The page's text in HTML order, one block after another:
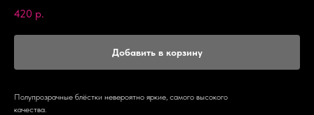
420 р.
Добавить в корзину
Полупрозрачные блёстки невероятно яркие, самого высокого
качества.